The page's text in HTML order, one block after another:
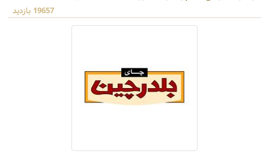
19657 بازدید